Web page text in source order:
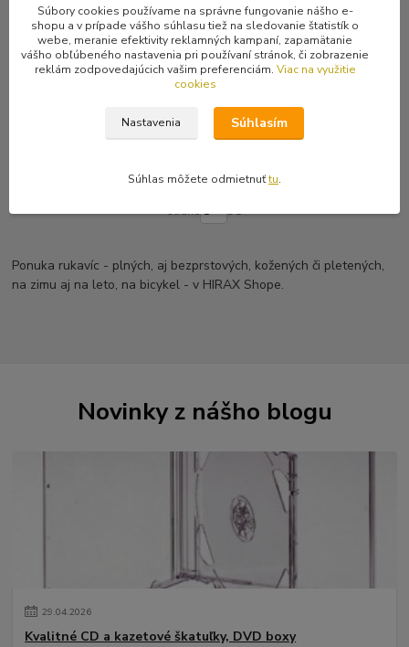
Čierne pánske kožené
2 ks
strana z 1
Ponuka rukavíc - plných, aj bezprstových, kožených či pletených,
na zimu aj na leto, na bicykel - v HIRAX Shope.
Novinky z nášho blogu
29.04.2026
Kvalitné CD a kazetové škatuľky, DVD boxy
Súbory cookies používame na správne fungovanie nášho e-
shopu a v prípade vášho súhlasu tiež na sledovanie štatistík o
webe, meranie efektivity reklamných kampaní, zapamätanie
vášho obľúbeného nastavenia pri používaní stránok, či zobrazenie
reklám zodpovedajúcich vašim preferenciám. Viac na využitie
cookies
Nastavenia Súhlasím
Súhlas môžete odmietnuťtu.